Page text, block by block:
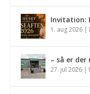
Invitation:
1. aug 2026 |
– så er
27. jul 2026 |